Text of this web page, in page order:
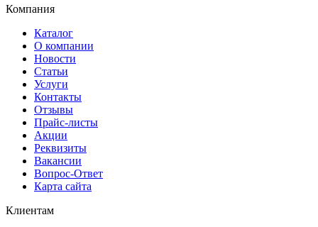
Компания
Каталог
О компании
Новости
Статьи
Услуги
Контакты
Отзывы
Прайс-листы
Акции
Реквизиты
Вакансии
Вопрос-Ответ
Карта сайта
Клиентам